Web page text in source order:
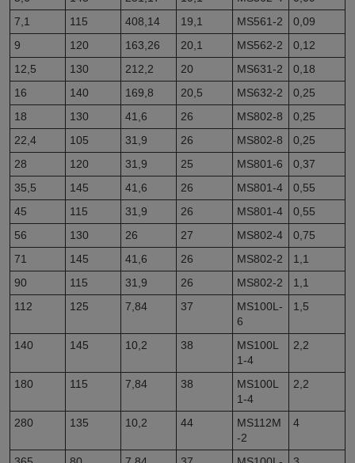
7,1
115 408,14 19,1 MS561-2
0,09
9
120 163,26 20,1 MS562-2
0,12
12,5
130 212,2 20 MS631-2
0,18
16
140 169,8 20,5 MS632-2
0,25
18
130 41,6 26 MS802-8
0,25
22,4
105 31,9 26 MS802-8
0,25
28
120 31,9 25 MS801-6
0,37
35,5
145 41,6 26 MS801-4
0,55
45
115 31,9 26 MS801-4
0,55
56
130 26 27 MS802-4
0,75
71
145 41,6 26 MS802-2
1,1
90
115 31,9 26 MS802-2
1,1
112
125 7,84 37
MS100L-
6
1,5
140 145 10,2 38
MS100L
1-4
2,2
180 115 7,84 38
MS100L
1-4
2,2
280 135 10,2 44
MS112M
-2
4